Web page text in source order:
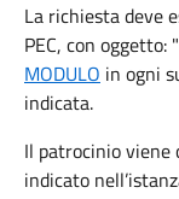
La richiesta deve
PEC, con
MODULO in ogni
indicata.
Il patrocinio viene
indicato